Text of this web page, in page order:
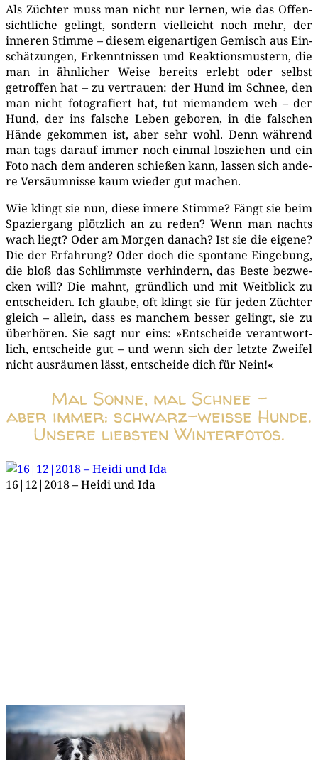
Als Züch­ter muss man nicht nur ler­nen, wie das Offen­
sicht­li­che gelingt, son­dern viel­leicht noch mehr, der
inne­ren Stim­me – die­sem eigen­ar­ti­gen Gemisch aus Ein­
schät­zun­gen, Erkennt­nis­sen und Reak­ti­ons­mus­tern, die
man in ähn­li­cher Wei­se bereits erlebt oder selbst
getrof­fen hat – zu ver­trau­en: der Hund im Schnee, den
man nicht foto­gra­fiert hat, tut nie­man­dem weh – der
Hund, der ins fal­sche Leben gebo­ren, in die fal­schen
Hän­de gekom­men ist, aber sehr wohl. Denn wäh­rend
man tags dar­auf immer noch ein­mal los­zie­hen und ein
Foto nach dem ande­ren schie­ßen kann, las­sen sich ande­
re Ver­säum­nis­se kaum wie­der gut machen.
Wie klingt sie nun, die­se inne­re Stim­me? Fängt sie beim
Spa­zier­gang plötz­lich an zu reden? Wenn man nachts
wach liegt? Oder am Mor­gen danach? Ist sie die eige­ne?
Die der Erfah­rung? Oder doch die spon­ta­ne Ein­ge­bung,
die bloß das Schlimms­te ver­hin­dern, das Bes­te bezwe­
cken will? Die mahnt, gründ­lich und mit Weit­blick zu
ent­schei­den. Ich glau­be, oft klingt sie für jeden Züch­ter
gleich – allein, dass es man­chem bes­ser gelingt, sie zu
über­hö­ren. Sie sagt nur eins: »Ent­schei­de ver­ant­wort­
lich, ent­schei­de gut – und wenn sich der letz­te Zwei­fel
nicht aus­räu­men lässt, ent­schei­de dich für Nein!«
Mal Sonne, mal Schnee –
aber immer: schwarz-weiße Hunde.
Unsere liebsten Winterfotos.
16|12|2018 – Hei­di und Ida